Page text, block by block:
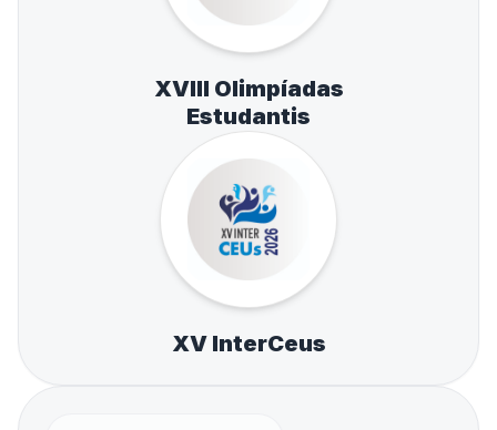
XVIII Olimpíadas
Estudantis
XV InterCeus